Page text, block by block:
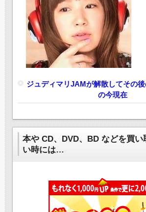
ジュディマリJAMが解散してその
の今現在
本や CD、DVD、BD などを買い
い時には…